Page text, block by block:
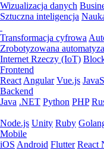
Wizualizacja danych
Sztuczna inteligencja
Transformacja cyfrowa
Zrobotyzowana
Internet Rzeczy (IoT)
Frontend
React Angular Vue.js
Backend
Java .NET Python PHP
Node.js Unity Ruby
Mobile
iOS Android Flutter React